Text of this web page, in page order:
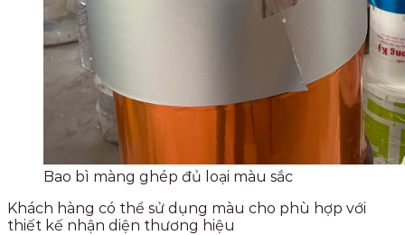
Bao bì màng ghép đủ loại màu sắc
Khách hàng có thể sử dụng màu cho phù hợp với
thiết kế nhận diện thương hiệu